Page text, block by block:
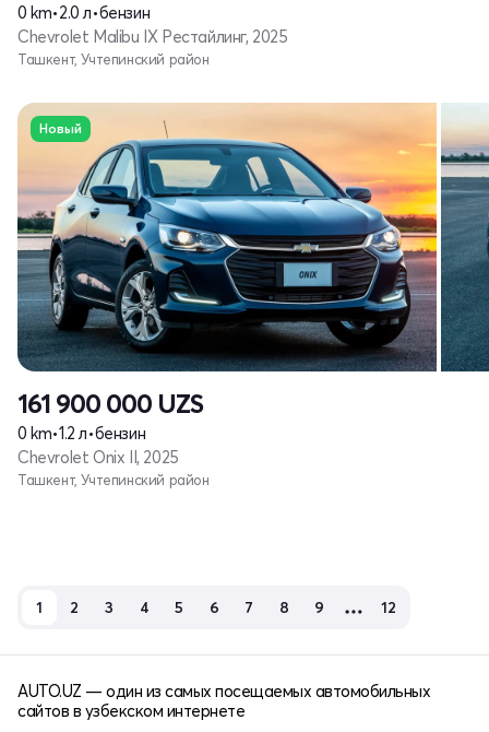
0 km•2.0 л•бензин
Chevrolet Malibu IX Рестайлинг, 2025
Ташкент, Учтепинский район
Новый
161 900 000 UZS
0 km•1.2 л•бензин
Chevrolet Onix II, 2025
Ташкент, Учтепинский район
1 2 3 4 5 6 7 8 9 12
AUTO.UZ — один из самых посещаемых автомобильных
сайтов в узбекском интернете